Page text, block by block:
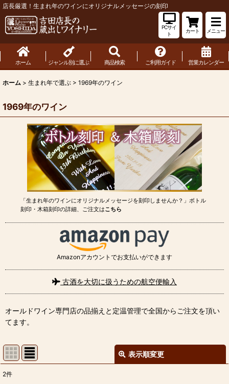
店長厳選！生まれ年のワインにオリジナルメッセージの刻印
PCサイ
ト
カート メニュー
ホーム ジャンル別に選ぶ 商品検索 ご利用ガイド 営業カレンダー
ホーム > 生まれ年で選ぶ > 1969年のワイン
1969年のワイン
「生まれ年のワインにオリジナルメッセージを刻印しませんか？」ボトル
刻印・木箱刻印の詳細、ご注文はこちら
Amazonアカウントでお支払いができます
古酒を大切に扱うための航空便輸入
オールドワイン専門店の品揃えと定温管理で全国からご注文を頂い
てます。
表示順変更
2件